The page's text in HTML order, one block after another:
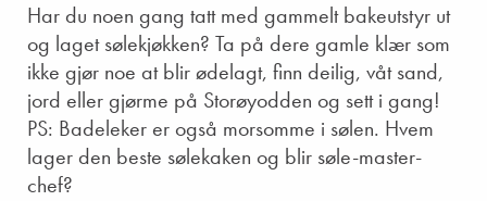
Har du noen gang tatt med gammelt bakeutstyr ut
og laget sølekjøkken? Ta på dere gamle klær som
ikke gjør noe at blir ødelagt, finn deilig, våt sand,
jord eller gjørme på Storøyodden og sett i gang!
PS: Badeleker er også morsomme i sølen. Hvem
lager den beste sølekaken og blir søle-master-
chef?